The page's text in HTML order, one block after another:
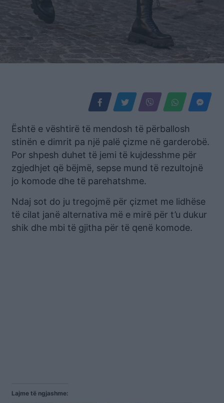
Është e vështirë të mendosh të përballosh
stinën e dimrit pa një palë çizme në garderobë.
Por shpesh duhet të jemi të kujdesshme për
zgjedhjet që bëjmë, sepse mund të rezultojnë
jo komode dhe të parehatshme.
Ndaj sot do ju tregojmë për çizmet me lidhëse
të cilat janë alternativa më e mirë për t’u dukur
shik dhe mbi të gjitha për të qenë komode.
Lajme të ngjashme: